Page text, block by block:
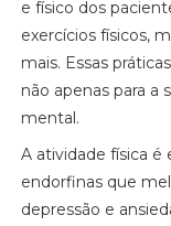
e físico dos
exercícios físicos,
mais. Essas
não apenas para a
mental.
A atividade física
endorfinas que
depressão e